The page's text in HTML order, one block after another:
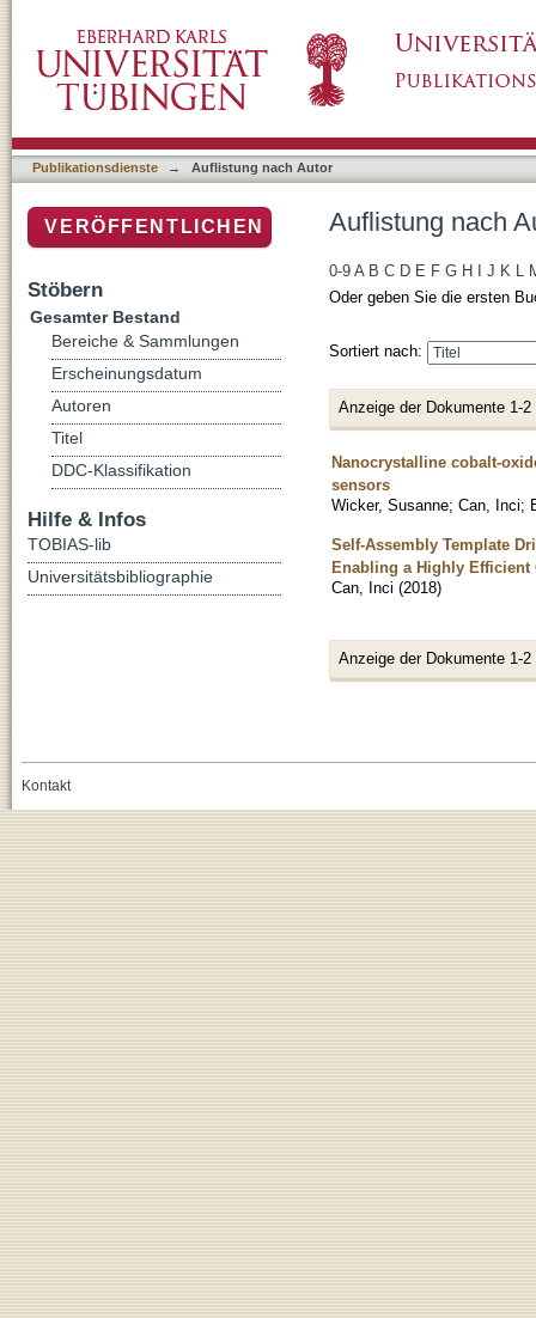
Publikationsdienste → Auflistung nach Autor
Auflistung nach
0-9 A B C D E F G H J K L
Oder geben Sie die ersten
Sortiert nach:
Anzeige der Dokumente 1-2
Nanocrystalline cobalt-
sensors
Wicker, Susanne; Can, Inci;
Self-Assembly Template
Enabling a Highly
Can, Inci (2018)
Anzeige der Dokumente 1-2
VERÖFFENTLICHEN
Stöbern
Gesamter Bestand
Bereiche & Sammlungen
Erscheinungsdatum
Autoren
Titel
DDC-Klassifikation
Hilfe & Infos
TOBIAS-lib
Universitätsbibliographie
Kontakt